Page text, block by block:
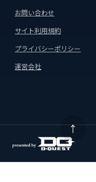
↑
お問い合わせ
サイト利用規約
プライバシーポリシー
運営会社